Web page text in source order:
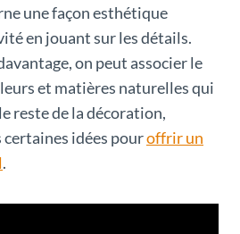
une façon esthétique
en jouant sur les détails.
on peut associer le
et matières naturelles qui
reste de la décoration,
certaines idées pouroffrir un
.